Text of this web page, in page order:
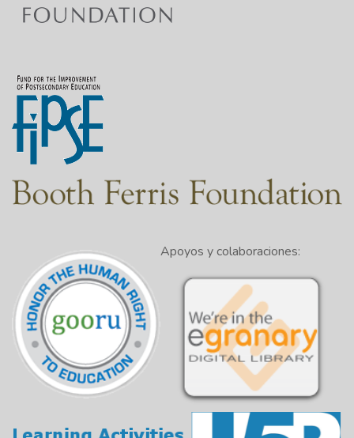
Direcciones
El guión en también se utiliza cuando se escribe sobre
El tren Saratoga Springs-Montreal es una hermosa
forma de ver las hojas en otoño.
Para crear un guión en el entorno Windows, mantenga
pulsada
la tecla Alt y escriba 0150. En un Mac,
seleccione la teclaOpción y el guión(-).
Apoyos y colaboraciones: